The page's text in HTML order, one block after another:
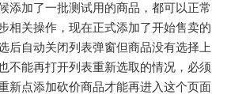
添加了一批测试用的商品，都可以正常
相关操作，现在正式添加了开始售卖的
后自动关闭列表弹窗但商品没有选择上
不能再打开列表重新选取的情况，必须
新点添加砍价商品才能再进入这个页面